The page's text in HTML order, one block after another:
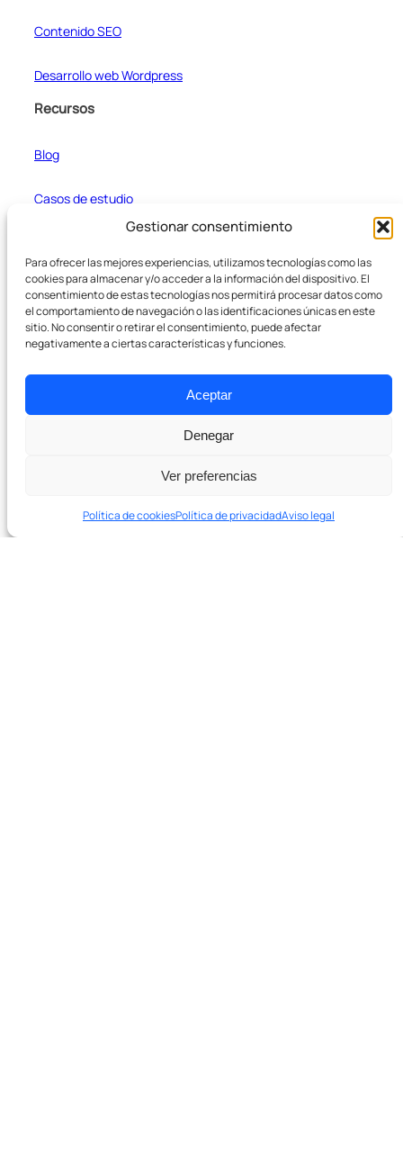
Gestionar consentimiento
Para ofrecer las mejores experiencias, utilizamos tecnologías como las
cookies para almacenar y/o acceder a la información del dispositivo. El
consentimiento de estas tecnologías nos permitirá procesar datos como
el comportamiento de navegación o las identificaciones únicas en este
sitio. No consentir o retirar el consentimiento, puede afectar
negativamente a ciertas características y funciones.
Aceptar
Denegar
Ver preferencias
Política de cookiesPolítica de privacidadAviso legal
Contenido SEO
Desarrollo web Wordpress
Recursos
Blog
Casos de estudio
Empresa
Sobre nosotros